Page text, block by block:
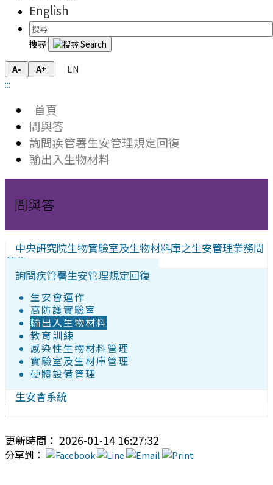
English
搜尋
A- A+
EN
:::
首頁
問與答
詢問疾管署生安管理規定回復
輸出入生物材料
問與答
中央研究院生物實驗室及生物材料庫之生安管理業務問
答集
詢問疾管署生安管理規定回復
生安會運作
高防護實驗室
輸出入生物材料
教育訓練
感染性生物材料管理
實驗室及生材庫管理
硬體設備管理
生安會系統
更新時間： 2026-01-14 16:27:32
分享到：